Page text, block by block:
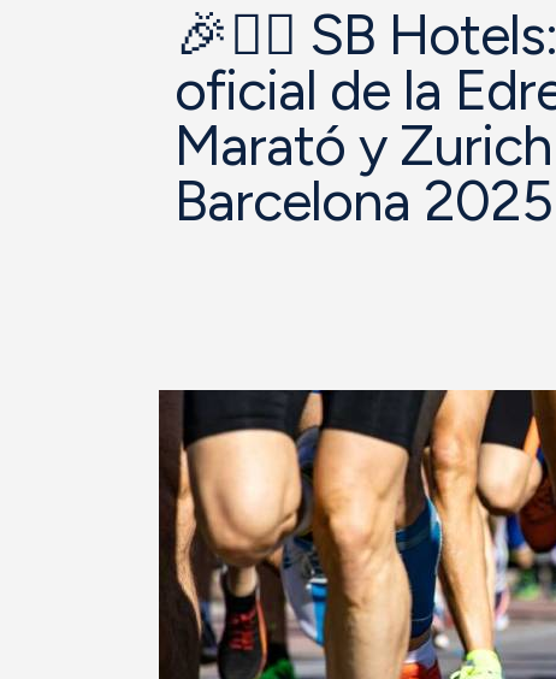
🎉🏃‍♂️ SB
oficial de la
Marató y
Barcelona 2025